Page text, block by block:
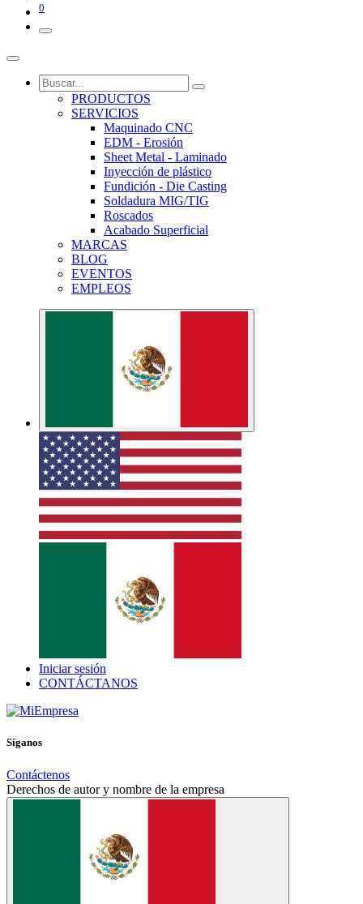
0
PRODUCTOS
SERVICIOS
Maquinado CNC
EDM - Erosión
Sheet Metal - Laminado
Inyección de plástico
Fundición - Die Casting
Soldadura MIG/TIG
Roscados
Acabado Superficial
MARCAS
BLOG
EVENTOS
EMPLEOS
Iniciar sesión
CONTÁCTAN​​OS
Síganos
Contáctenos
Derechos de autor y nombre de la empresa